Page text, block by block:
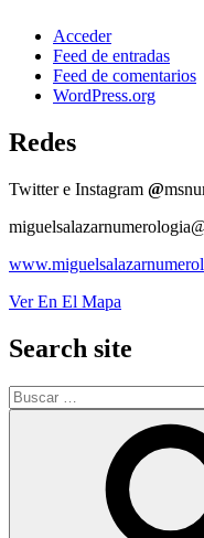
Acceder
Feed de entradas
Feed de comentarios
WordPress.org
Redes
Twitter e Instagram @
Ver En El Mapa
Search site
Buscar
por: